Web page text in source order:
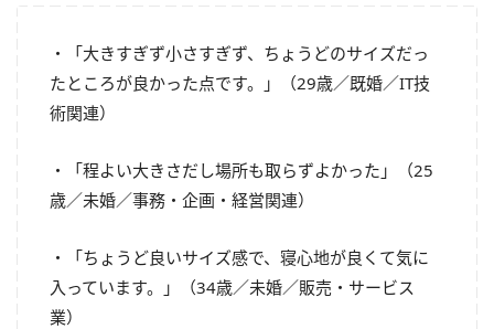
・「大きすぎず小さすぎず、ちょうどのサイズだっ
たところが良かった点です。」（29歳／既婚／IT技
術関連）
・「程よい大きさだし場所も取らずよかった」（25
歳／未婚／事務・企画・経営関連）
・「ちょうど良いサイズ感で、寝心地が良くて気に
入っています。」（34歳／未婚／販売・サービス
業）